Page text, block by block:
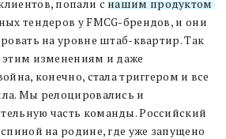
попали с нашим продуктом
тендеров у FMCG-брендов, и они
на уровне штаб-квартир. Так
этим изменениям и даже
конечно, стала триггером и все
Мы релоцировались и
часть команды. Российский
на родине, где уже запущено